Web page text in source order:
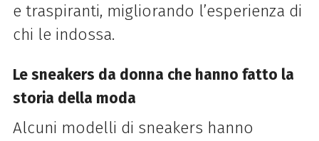
e traspiranti, migliorando l’esperienza di
chi le indossa.
Le sneakers da donna che hanno fatto la
storia della moda
Alcuni modelli di sneakers hanno